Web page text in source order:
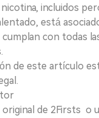
incluidos
está
con todas
de este artículo
de 2Firsts o